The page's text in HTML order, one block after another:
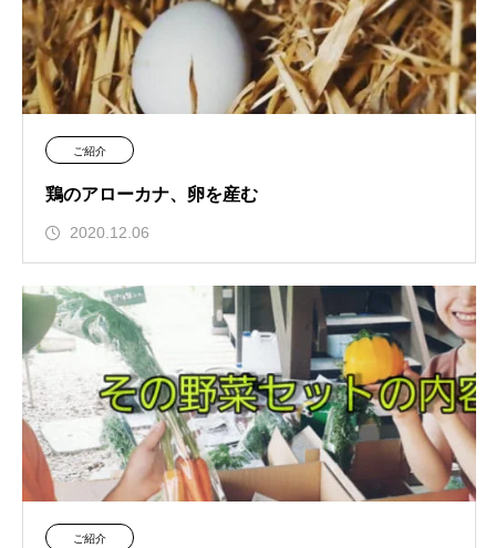
ご紹介
鶏のアローカナ、卵を産む
2020.12.06
ご紹介